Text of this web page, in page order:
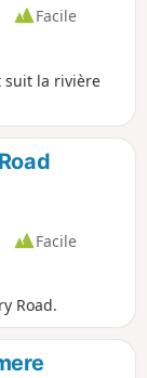
Facile
suit la rivière
Facile
Road.